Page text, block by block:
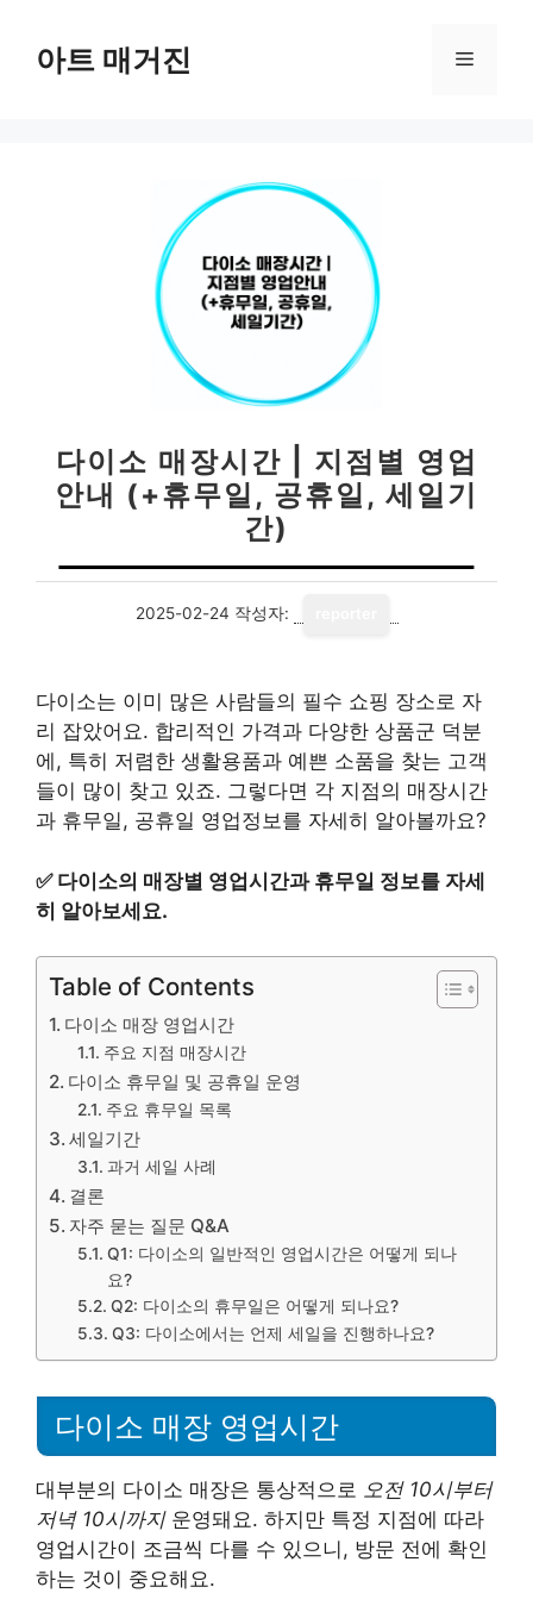
아트 매거진 메
다이소 매장시간 | 지점별 영업
안내 (+휴무일, 공휴일, 세일기
간)
2025-02-24 작성자:
다이소는 이미 많은 사람들의 필수 쇼핑 장소로 자
리 잡았어요. 합리적인 가격과 다양한 상품군 덕분
에, 특히 저렴한 생활용품과 예쁜 소품을 찾는 고객
들이 많이 찾고 있죠. 그렇다면 각 지점의 매장시간
과 휴무일, 공휴일 영업정보를 자세히 알아볼까요?
✅ 다이소의 매장별 영업시간과 휴무일 정보를 자세
히 알아보세요.
Table of Contents
다이소 매장 영업시간
주요 지점 매장시간
다이소 휴무일 및 공휴일 운영
주요 휴무일 목록
세일기간
과거 세일 사례
결론
자주 묻는 질문 Q&A
Q1: 다이소의 일반적인 영업시간은 어떻게 되나
요?
Q2: 다이소의 휴무일은 어떻게 되나요?
Q3: 다이소에서는 언제 세일을 진행하나요?
다이소 매장 영업시간
대부분의 다이소 매장은 통상적으로 오전 10시부터
저녁 10시까지운영돼요. 하지만 특정 지점에 따라
영업시간이 조금씩 다를 수 있으니, 방문 전에 확인
하는 것이 중요해요.